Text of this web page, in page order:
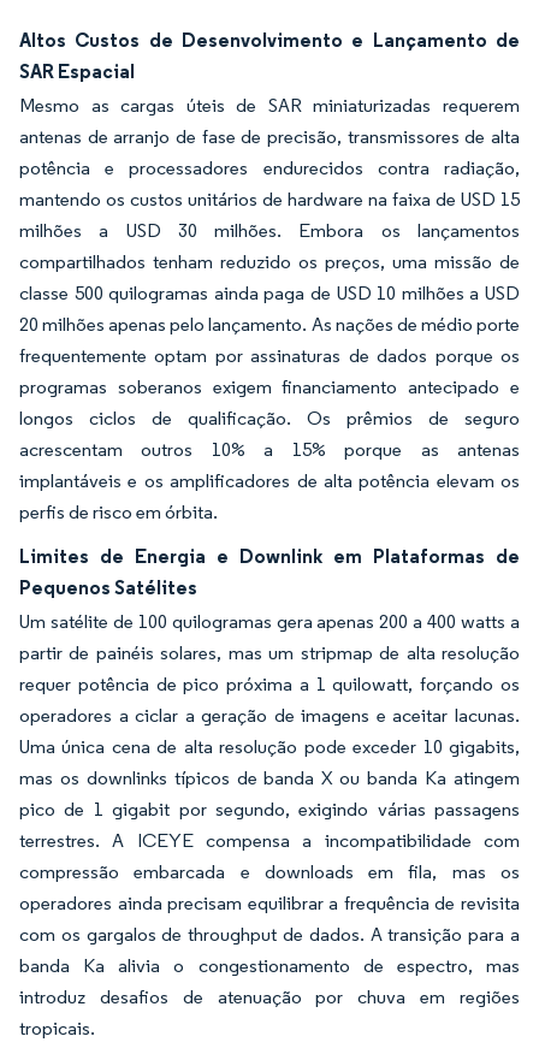
Altos Custos de Desenvolvimento e Lançamento de
SAR Espacial
Mesmo as cargas úteis de SAR miniaturizadas requerem
antenas de arranjo de fase de precisão, transmissores de alta
potência e processadores endurecidos contra radiação,
mantendo os custos unitários de hardware na faixa de USD 15
milhões a USD 30 milhões. Embora os lançamentos
compartilhados tenham reduzido os preços, uma missão de
classe 500 quilogramas ainda paga de USD 10 milhões a USD
20 milhões apenas pelo lançamento. As nações de médio porte
frequentemente optam por assinaturas de dados porque os
programas soberanos exigem financiamento antecipado e
longos ciclos de qualificação. Os prêmios de seguro
acrescentam outros 10% a 15% porque as antenas
implantáveis e os amplificadores de alta potência elevam os
perfis de risco em órbita.
Limites de Energia e Downlink em Plataformas de
Pequenos Satélites
Um satélite de 100 quilogramas gera apenas 200 a 400 watts a
partir de painéis solares, mas um stripmap de alta resolução
requer potência de pico próxima a 1 quilowatt, forçando os
operadores a ciclar a geração de imagens e aceitar lacunas.
Uma única cena de alta resolução pode exceder 10 gigabits,
mas os downlinks típicos de banda X ou banda Ka atingem
pico de 1 gigabit por segundo, exigindo várias passagens
terrestres. A ICEYE compensa a incompatibilidade com
compressão embarcada e downloads em fila, mas os
operadores ainda precisam equilibrar a frequência de revisita
com os gargalos de throughput de dados. A transição para a
banda Ka alivia o congestionamento de espectro, mas
introduz desafios de atenuação por chuva em regiões
tropicais.